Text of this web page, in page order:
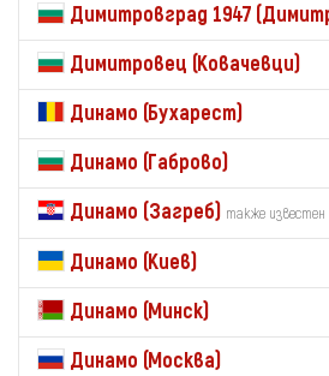
Димитровград 1947
Димитровец (Ковачевци)
Динамо (Бухарест)
Динамо (Габрово)
Динамо (Загреб) также известен
Динамо (Киев)
Динамо (Минск)
Динамо (Москва)